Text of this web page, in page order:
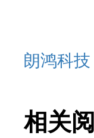
朗鸿科技
相关